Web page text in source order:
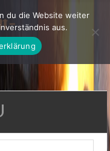
du die Website weiter
aus.